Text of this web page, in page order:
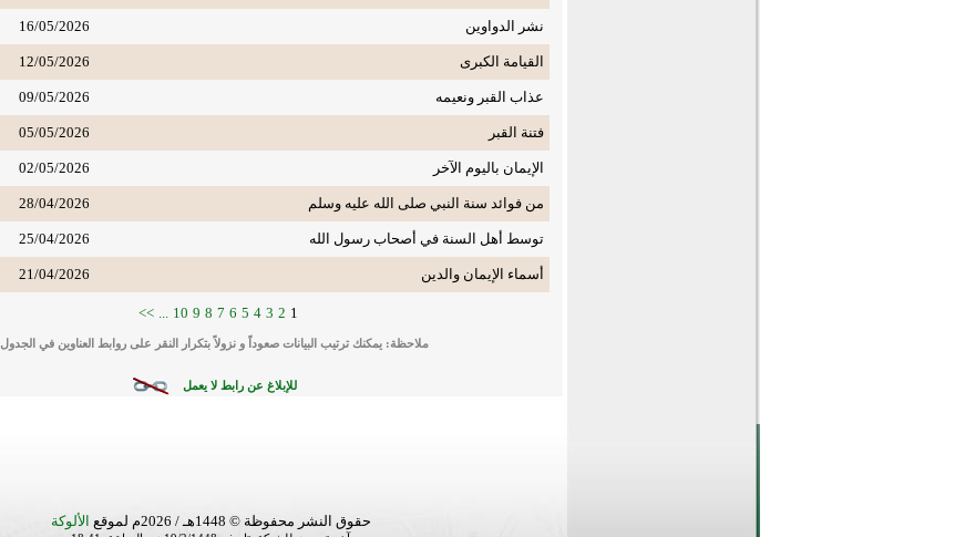
نشر الدواوين 16/05/2026
القيامة الكبرى 12/05/2026
عذاب القبر ونعيمه 09/05/2026
فتنة القبر 05/05/2026
الإيمان باليوم الآخر 02/05/2026
من فوائد سنة النبي صلى الله عليه وسلم 28/04/2026
توسط أهل السنة في أصحاب رسول الله 25/04/2026
أسماء الإيمان والدين 21/04/2026
1
2
3
4
5
6
7
8
9
10
>>
ملاحظة: يمكنك ترتيب البيانات صعوداً و نزولاً بتكرار النقر على روابط العناوين في الجدول
للإبلاغ عن رابط لا يعمل
حقوق النشر محفوظة © 1448هـ / 2026م لموقع الألوكة